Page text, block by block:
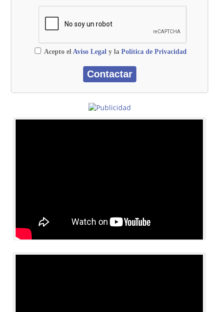
Acepto el Aviso Legal y la Política de Privacidad